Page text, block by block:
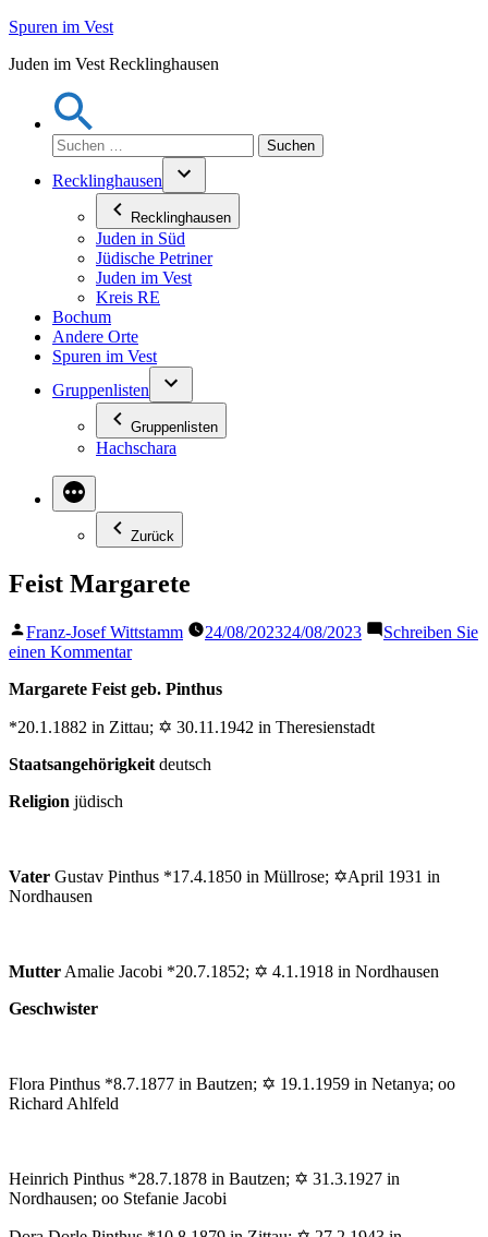
Zum
springen
Spuren im Vest
Juden im Vest Recklinghausen
Suchen
nach:
Recklinghausen
Recklinghausen
Juden in Süd
Jüdische Petriner
Juden im Vest
Kreis RE
Bochum
Andere Orte
Spuren im Vest
Gruppenlisten
Gruppenlisten
Hachschara
Zurück
Feist Margarete
Veröffentlicht
von
Franz-Josef Wittstamm 24/08/202324/08/2023
Schreiben Sie
einen Kommentarzu
Margarete
Margarete Feist geb. Pinthus
*20.1.1882 in Zittau; ✡ 30.11.1942 in Theresienstadt
Staatsangehörigkeit deutsch
Religion jüdisch
Vater Gustav Pinthus *17.4.1850 in Müllrose; ✡April 1931 in
Nordhausen
Mutter Amalie Jacobi *20.7.1852; ✡ 4.1.1918 in Nordhausen
Geschwister
Flora Pinthus *8.7.1877 in Bautzen; ✡ 19.1.1959 in Netanya; oo
Richard Ahlfeld
Heinrich Pinthus *28.7.1878 in Bautzen; ✡ 31.3.1927 in
Nordhausen; oo Stefanie Jacobi